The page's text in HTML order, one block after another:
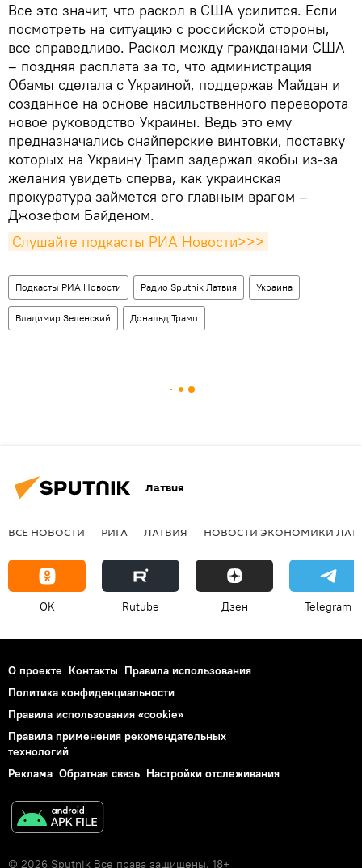
Все это значит, что раскол в США усилится. Если
посмотреть на ситуацию с российской стороны,
все справедливо. Раскол между гражданами США
– поздняя расплата за то, что администрация
Обамы сделала с Украиной, поддержав Майдан и
созданное на основе насильственного переворота
новое руководство Украины. Ведь это ему
предназначались снайперские винтовки, поставку
которых на Украину Трамп задержал якобы из-за
желания увидеть сперва, как украинская
прокуратура займется его главным врагом –
Джозефом Байденом.
Слушайте подкасты РИА Новости>>>
Подкасты РИА Новости Радио Sputnik Латвия Украина
Владимир Зеленский Дональд Трамп
Латвия
ВСЕ НОВОСТИ РИГА ЛАТВИЯ НОВОСТИ ЭКОНОМИКИ
OK Rutube Дзен Telegram
О проекте Контакты Правила использования
Политика конфиденциальности
Правила использования «cookie»
Правила применения рекомендательных
технологий
Реклама Обратная связь Настройки отслеживания
© 2026 Sputnik Все права защищены. 18+